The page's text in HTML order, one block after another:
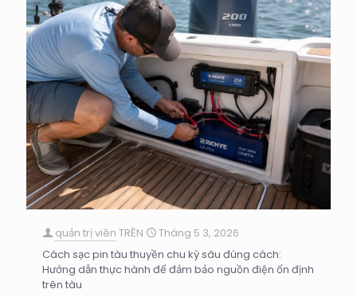
quản trị viên TRÊN
Tháng 5 3, 2026
Cách sạc pin tàu thuyền chu kỳ sâu đúng cách:
Hướng dẫn thực hành để đảm bảo nguồn điện ổn định
trên tàu